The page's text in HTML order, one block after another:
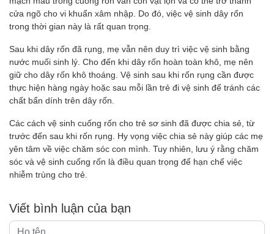
cửa ngõ cho vi khuẩn xâm nhập. Do đó, việc vệ sinh dây rốn
trong thời gian này là rất quan trọng.
Sau khi dây rốn đã rụng, mẹ vẫn nên duy trì việc vệ sinh bằng
nước muối sinh lý. Cho đến khi dây rốn hoàn toàn khô, mẹ nên
giữ cho dây rốn khô thoáng. Vệ sinh sau khi rốn rụng cần được
thực hiện hàng ngày hoặc sau mỗi lần trẻ đi vệ sinh để tránh các
chất bẩn dính trên dây rốn.
Các cách vệ sinh cuống rốn cho trẻ sơ sinh đã được chia sẻ, từ
trước đến sau khi rốn rụng. Hy vọng việc chia sẻ này giúp các mẹ
yên tâm về việc chăm sóc con mình. Tuy nhiên, lưu ý rằng chăm
sóc và vệ sinh cuống rốn là điều quan trọng để hạn chế việc
nhiễm trùng cho trẻ.
Viết bình luận của bạn